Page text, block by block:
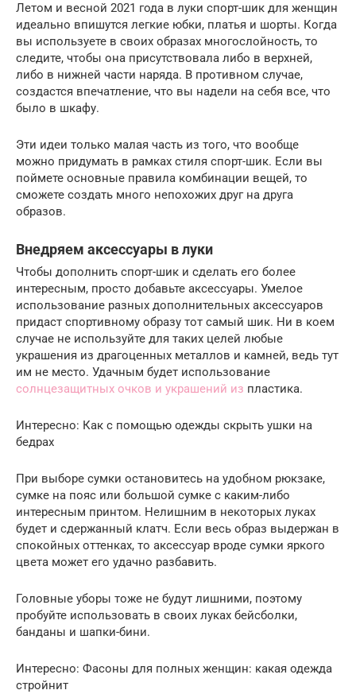
Летом и весной 2021 года в луки спорт-шик для женщин
идеально впишутся легкие юбки, платья и шорты. Когда
вы используете в своих образах многослойность, то
следите, чтобы она присутствовала либо в верхней,
либо в нижней части наряда. В противном случае,
создастся впечатление, что вы надели на себя все, что
было в шкафу.
Эти идеи только малая часть из того, что вообще
можно придумать в рамках стиля спорт-шик. Если вы
поймете основные правила комбинации вещей, то
сможете создать много непохожих друг на друга
образов.
Внедряем аксессуары в луки
Чтобы дополнить спорт-шик и сделать его более
интересным, просто добавьте аксессуары. Умелое
использование разных дополнительных аксессуаров
придаст спортивному образу тот самый шик. Ни в коем
случае не используйте для таких целей любые
украшения из драгоценных металлов и камней, ведь тут
им не место. Удачным будет использование
солнцезащитных очков и украшений из пластика.
Интересно: Как с помощью одежды скрыть ушки на
бедрах
При выборе сумки остановитесь на удобном рюкзаке,
сумке на пояс или большой сумке с каким-либо
интересным принтом. Нелишним в некоторых луках
будет и сдержанный клатч. Если весь образ выдержан в
спокойных оттенках, то аксессуар вроде сумки яркого
цвета может его удачно разбавить.
Головные уборы тоже не будут лишними, поэтому
пробуйте использовать в своих луках бейсболки,
банданы и шапки-бини.
Интересно: Фасоны для полных женщин: какая одежда
стройнит